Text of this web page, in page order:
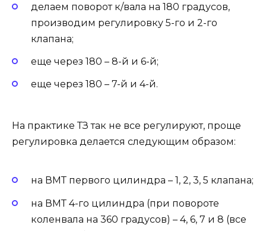
делаем поворот к/вала на 180 градусов,
производим регулировку 5-го и 2-го
клапана;
еще через 180 – 8-й и 6-й;
еще через 180 – 7-й и 4-й.
На практике ТЗ так не все регулируют, проще
регулировка делается следующим образом:
на ВМТ первого цилиндра – 1, 2, 3, 5 клапана;
на ВМТ 4-го цилиндра (при повороте
коленвала на 360 градусов) – 4, 6, 7 и 8 (все